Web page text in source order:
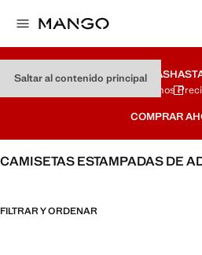
Saltar al contenido principal
REBAJAS
Últimos
COMPRAR
CAMISETAS ESTAMPADAS DE
FILTRAR Y ORDENAR